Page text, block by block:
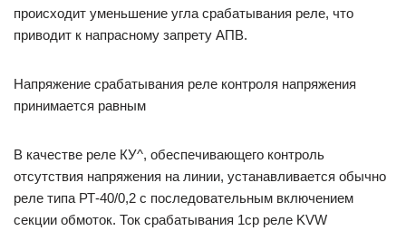
происходит уменьшение угла срабатывания реле, что
приводит к напрасному запрету АПВ.
Напряжение срабатывания реле контроля напряжения
принимается равным
В качестве реле КУ^, обеспечивающего контроль
отсутствия напряжения на линии, устанавливается обычно
реле типа РТ-40/0,2 с последовательным включением
секции обмоток. Ток срабатывания 1ср реле KVW